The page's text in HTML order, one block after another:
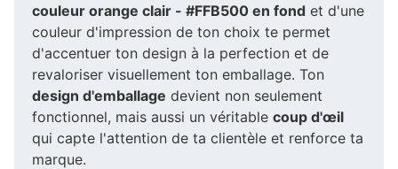
couleur orange clair - #FFB500 en fond et d'une
couleur d'impression de ton choix te permet
d'accentuer ton design à la perfection et de
revaloriser visuellement ton emballage. Ton
design d'emballage devient non seulement
fonctionnel, mais aussi un véritable coup d'œil
qui capte l'attention de ta clientèle et renforce ta
marque.